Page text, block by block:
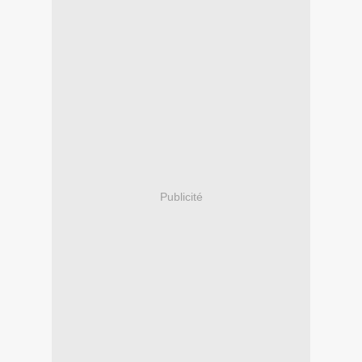
Publicité